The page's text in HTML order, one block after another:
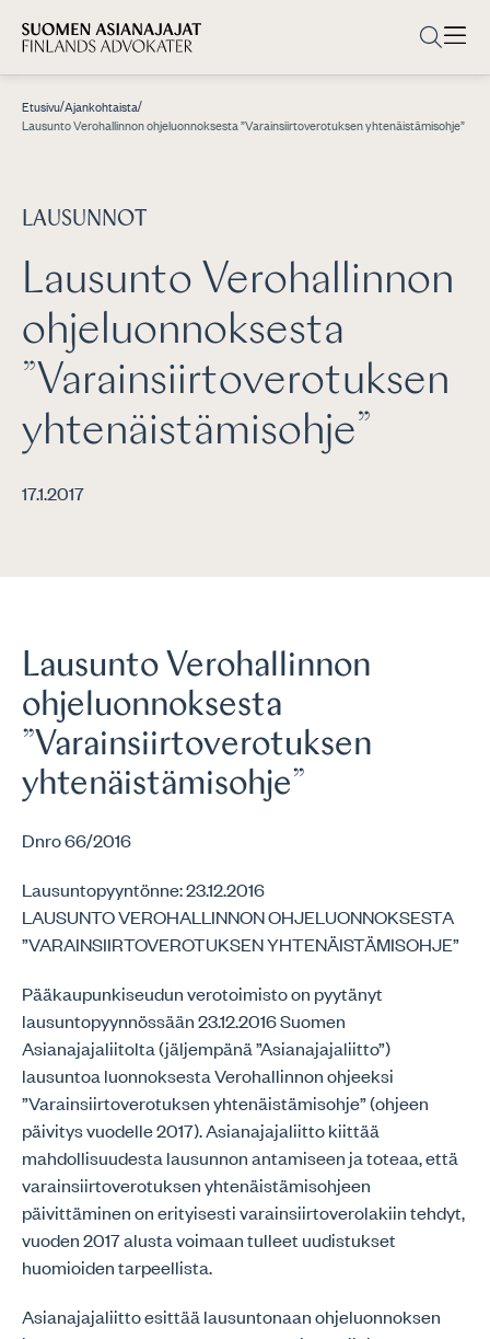
Etusivu/Ajankohtaista/
Lausunto Verohallinnon ohjeluonnoksesta ”Varainsiirtoverotuksen yhtenäistämisohje”
LAUSUNNOT
Lausunto Verohallinnon
ohjeluonnoksesta
”Varainsiirtoverotuksen
yhtenäistämisohje”
17.1.2017
Lausunto Verohallinnon
ohjeluonnoksesta
”Varainsiirtoverotuksen
yhtenäistämisohje”
Dnro 66/2016
Lausuntopyyntönne: 23.12.2016
LAUSUNTO VEROHALLINNON OHJELUONNOKSESTA
”VARAINSIIRTOVEROTUKSEN YHTENÄISTÄMISOHJE”
Pääkaupunkiseudun verotoimisto on pyytänyt
lausuntopyynnössään 23.12.2016 Suomen
Asianajajaliitolta (jäljempänä ”Asianajajaliitto”)
lausuntoa luonnoksesta Verohallinnon ohjeeksi
”Varainsiirtoverotuksen yhtenäistämisohje” (ohjeen
päivitys vuodelle 2017). Asianajajaliitto kiittää
mahdollisuudesta lausunnon antamiseen ja toteaa, että
varainsiirtoverotuksen yhtenäistämisohjeen
päivittäminen on erityisesti varainsiirtoverolakiin tehdyt,
vuoden 2017 alusta voimaan tulleet uudistukset
huomioiden tarpeellista.
Asianajajaliitto esittää lausuntonaan ohjeluonnoksen